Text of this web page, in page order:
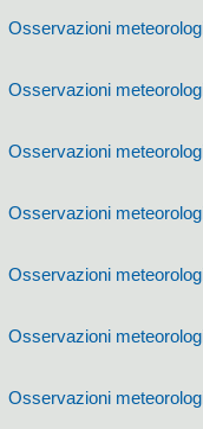
Osservazioni
Osservazioni
Osservazioni
Osservazioni
Osservazioni
Osservazioni
Osservazioni